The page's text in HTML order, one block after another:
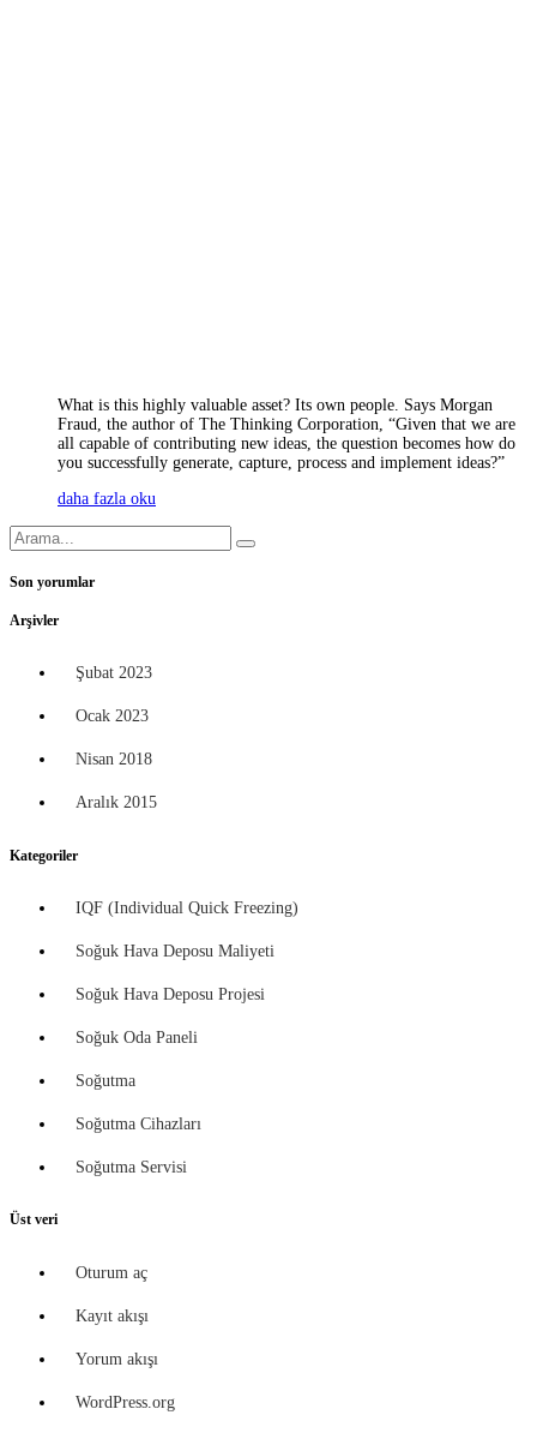
What is this highly valuable asset? Its own people. Says Morgan
Fraud, the author of The Thinking Corporation, “Given that we are
all capable of contributing new ideas, the question becomes how do
you successfully generate, capture, process and implement ideas?”
daha fazla oku
Son yorumlar
Arşivler
Şubat 2023
Ocak 2023
Nisan 2018
Aralık 2015
Kategoriler
IQF (Individual Quick Freezing)
Soğuk Hava Deposu Maliyeti
Soğuk Hava Deposu Projesi
Soğuk Oda Paneli
Soğutma
Soğutma Cihazları
Soğutma Servisi
Üst veri
Oturum aç
Kayıt akışı
Yorum akışı
WordPress.org